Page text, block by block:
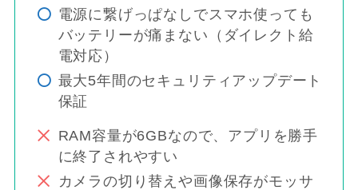
電源に繋げっぱなしでスマホ使っても
バッテリーが痛まない（ダイレクト給
電対応）
最大5年間のセキュリティアップデート
保証
RAM容量が6GBなので、アプリを勝手
に終了されやすい
カメラの切り替えや画像保存がモッサ